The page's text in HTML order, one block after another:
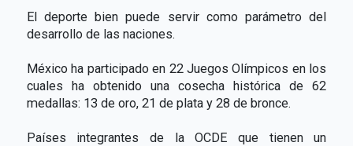
El deporte bien puede servir como parámetro del
desarrollo de las naciones.
México ha participado en 22 Juegos Olímpicos en los
cuales ha obtenido una cosecha histórica de 62
medallas: 13 de oro, 21 de plata y 28 de bronce.
Países integrantes de la OCDE que tienen un